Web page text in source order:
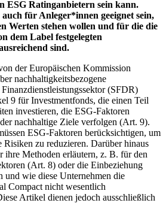
ESG Ratinganbietern sein kann.
für Anleger*innen geeignet sein,
Werten stehen wollen und für die die
dem Label festgelegten
sind.
der Europäischen Kommission
nachhaltigkeitsbezogene
(SFDR)
9 für Investmentfonds, die einen Teil
investieren, die ESG-Faktoren
nachhaltige Ziele verfolgen (Art. 9).
ESG-Faktoren berücksichtigen, um
Risiken zu reduzieren. Darüber hinaus
ihre Methoden erläutern, z. B. für den
(Art. 8) oder die Einbeziehung
und wie diese Unternehmen die
Compact nicht wesentlich
Artikel dienen jedoch ausschließlich